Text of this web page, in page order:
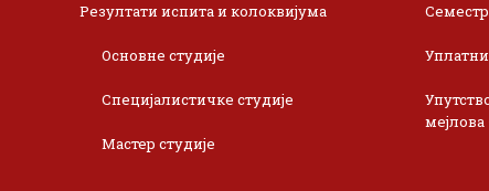
Резултати испита и колоквијума
Основне студије
Специјалистичке студије
Мастер студије